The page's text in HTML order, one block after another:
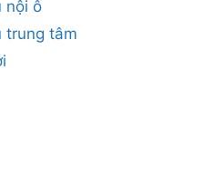
nội ô
trung tâm